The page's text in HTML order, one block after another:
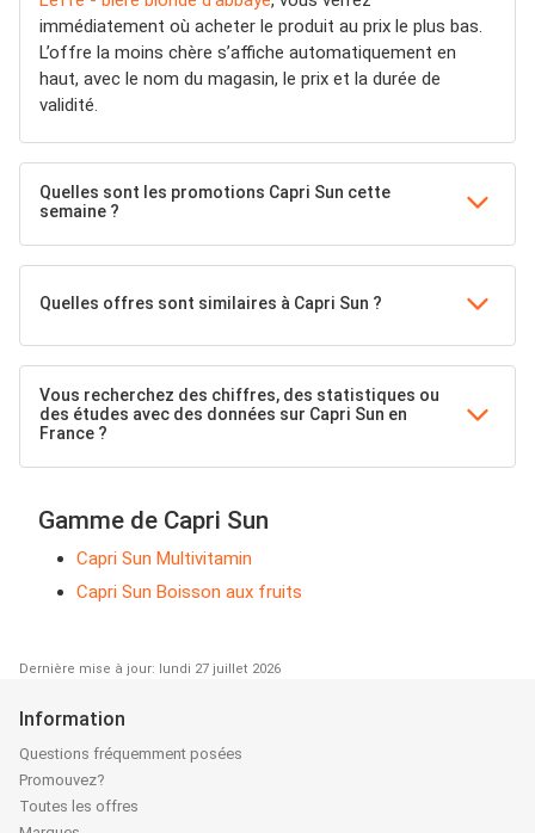
immédiatement où acheter le produit au prix le plus bas.
L’offre la moins chère s’affiche automatiquement en
haut, avec le nom du magasin, le prix et la durée de
validité.
Quelles sont les promotions Capri Sun cette
semaine ?
Quelles offres sont similaires à Capri Sun ?
Vous recherchez des chiffres, des statistiques ou
des études avec des données sur Capri Sun en
France ?
Gamme de Capri Sun
Capri Sun Multivitamin
Capri Sun Boisson aux fruits
Dernière mise à jour: lundi 27 juillet 2026
Information
Questions fréquemment posées
Promouvez?
Toutes les offres